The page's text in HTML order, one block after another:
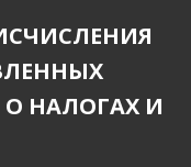
НАЛОГАХ И